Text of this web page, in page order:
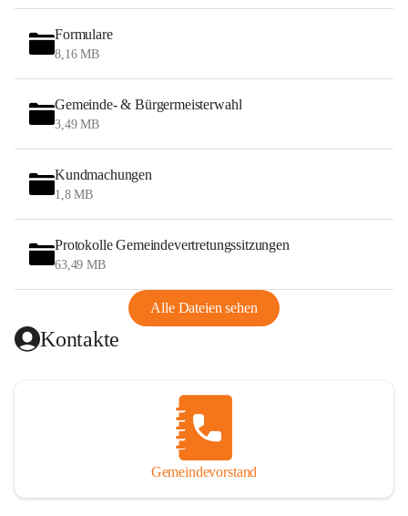
Formulare
8,16 MB
Gemeinde- & Bürgermeisterwahl
3,49 MB
Kundmachungen
1,8 MB
Protokolle Gemeindevertretungssitzungen
63,49 MB
Alle Dateien sehen
Kontakte
Gemeindevorstand